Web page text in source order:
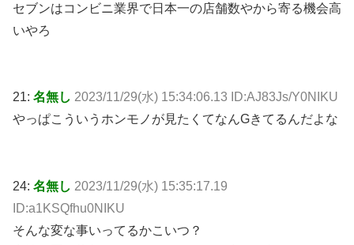
セブンはコンビニ業界で日本一の店舗数やから寄る機会高
いやろ
21: 名無し 2023/11/29(水) 15:34:06.13 ID:AJ83Js/Y0NIKU
やっぱこういうホンモノが見たくてなんGきてるんだよな
24: 名無し 2023/11/29(水) 15:35:17.19
ID:a1KSQfhu0NIKU
そんな変な事いってるかこいつ？